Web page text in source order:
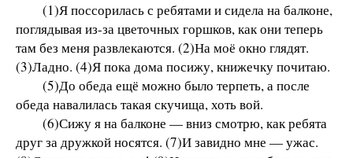
(1)Я поссорилась с ребятами и сидела на балконе,
поглядывая из-за цветочных горшков, как они теперь
там без меня развлекаются. (2)На моё окно глядят.
(3)Ладно. (4)Я пока дома посижу, книжечку почитаю.
(5)До обеда ещё можно было терпеть, а после
обеда навалилась такая скучища, хоть вой.
(6)Сижу я на балконе — вниз смотрю, как ребята
друг за дружкой носятся. (7)И завидно мне — ужас.